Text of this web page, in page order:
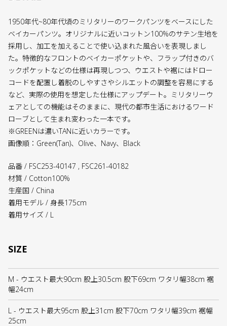
1950年代~80年代頃のミリタリーのワークパンツをベースにした
ベイカーパンツ。オリジナルに近いコットン100%のサテン生地を
採用し、加工を加えることで使い込まれた風合いを表現しまし
た。特徴的なフロントのベイカーポケットや、フラップ付きのバ
ックポケットなどの仕様は再現しつつ、ウエストや裾にはドロー
コードを配置し着脱のしやすさやシルエットの調整を容易にする
など、実際の使用を想定した仕様にアップデート。ミリタリーウ
ェアとしての機能はそのままに、現代の都市生活におけるワード
ローブとして生まれ変わった一本です。
※GREENは濃いTANに近いカラーです。
画像順：Green(Tan)、Olive、Navy、Black
品番 / FSC253-40147 , FSC261-40182
材質 / Cotton100%
生産国 / China
着用モデル / 身長175cm
着用サイズ / L
SIZE
M - ウエスト最大90cm 股上30.5cm 股下69cm ワタリ幅38cm 裾
幅24cm
L - ウエスト最大95cm 股上31cm 股下70cm ワタリ幅39cm 裾幅
25cm